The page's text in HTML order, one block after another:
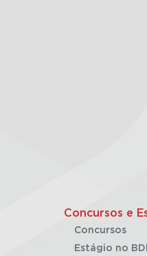
Concursos e
Concursos
Estágio no